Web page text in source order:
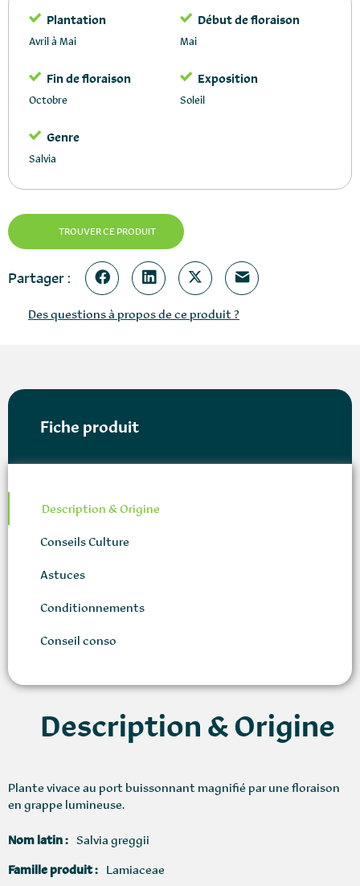
Plantation
Avril à Mai
Début de floraison
Mai
Fin de floraison
Octobre
Exposition
Soleil
Genre
Salvia
TROUVER CE PRODUIT
Partager :
Des questions à propos de ce produit ?
Fiche produit
Description & Origine
Conseils Culture
Astuces
Conditionnements
Conseil conso
Description & Origine
Plante vivace au port buissonnant magnifié par une floraison
en grappe lumineuse.
Nom latin : Salvia greggii
Famille produit : Lamiaceae